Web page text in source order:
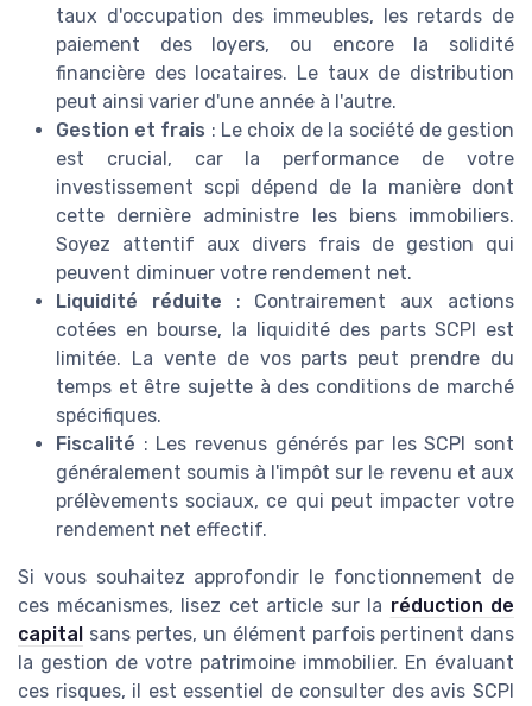
taux d'occupation des immeubles, les retards de
paiement des loyers, ou encore la solidité
financière des locataires. Le taux de distribution
peut ainsi varier d'une année à l'autre.
Gestion et frais : Le choix de la société de gestion
est crucial, car la performance de votre
investissement scpi dépend de la manière dont
cette dernière administre les biens immobiliers.
Soyez attentif aux divers frais de gestion qui
peuvent diminuer votre rendement net.
Liquidité réduite : Contrairement aux actions
cotées en bourse, la liquidité des parts SCPI est
limitée. La vente de vos parts peut prendre du
temps et être sujette à des conditions de marché
spécifiques.
Fiscalité : Les revenus générés par les SCPI sont
généralement soumis à l'impôt sur le revenu et aux
prélèvements sociaux, ce qui peut impacter votre
rendement net effectif.
Si vous souhaitez approfondir le fonctionnement de
ces mécanismes, lisez cet article sur la réduction de
capital sans pertes, un élément parfois pertinent dans
la gestion de votre patrimoine immobilier. En évaluant
ces risques, il est essentiel de consulter des avis SCPI